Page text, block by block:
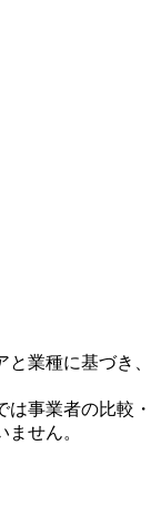
業種に基づき、
事業者の比較・
せん。